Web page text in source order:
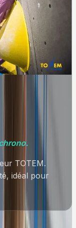
TOTEM.
idéal pour